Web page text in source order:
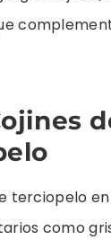
terciopelo
como